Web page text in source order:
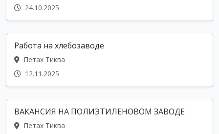
24.10.2025
Работа на хлебозаводе
Петах Тиква
12.11.2025
ВАКАНСИЯ НА ПОЛИЭТИЛЕНОВОМ ЗАВОДЕ
Петах Тиква